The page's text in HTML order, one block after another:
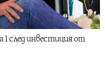
след инвестиция от